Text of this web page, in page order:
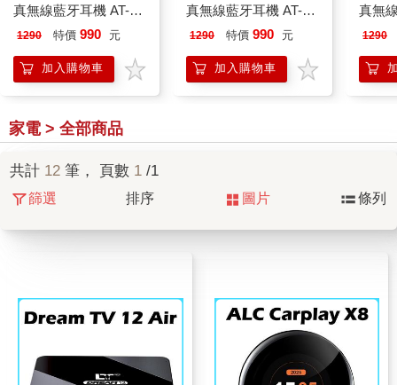
真無線藍牙耳機 AT-
H06 EDGE 黑色
1290 特價 990 元
加入購物車
真無線藍牙耳機 AT-
H06 EDGE 白色
1290 特價 990 元
加入購物車
真無
H06
1290
家電 > 全部商品
共計 12 筆， 頁數 1 /1
篩選 排序 圖片 條列